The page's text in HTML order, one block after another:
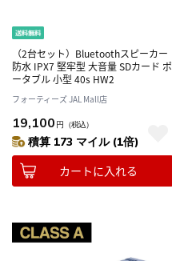
（2台セット）Bluetoothスピーカー
防水 IPX7 堅牢型 大音量 SDカード ポ
ータブル 小型 40s HW2
フォーティーズ JAL Mall店
19,100 円 （税込）
積算 173 マイル (1倍)
カートに入れる